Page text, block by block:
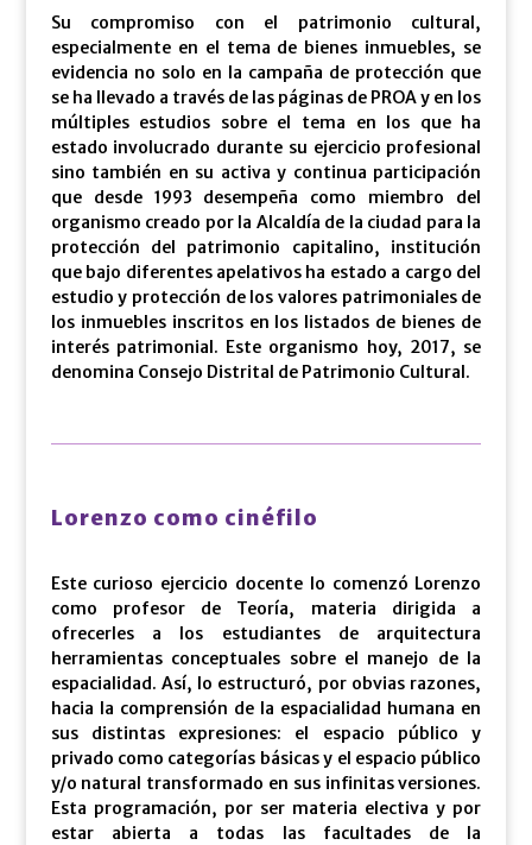
Su compromiso con el patrimonio cultural,
especialmente en el tema de bienes inmuebles, se
evidencia no solo en la campaña de protección que
se ha llevado a través de las páginas de PROA y en los
múltiples estudios sobre el tema en los que ha
estado involucrado durante su ejercicio profesional
sino también en su activa y continua participación
que desde 1993 desempeña como miembro del
organismo creado por la Alcaldía de la ciudad para la
protección del patrimonio capitalino, institución
que bajo diferentes apelativos ha estado a cargo del
estudio y protección de los valores patrimoniales de
los inmuebles inscritos en los listados de bienes de
interés patrimonial. Este organismo hoy, 2017, se
denomina Consejo Distrital de Patrimonio Cultural.
Lorenzo como cinéfilo
Este curioso ejercicio docente lo comenzó Lorenzo
como profesor de Teoría, materia dirigida a
ofrecerles a los estudiantes de arquitectura
herramientas conceptuales sobre el manejo de la
espacialidad. Así, lo estructuró, por obvias razones,
hacia la comprensión de la espacialidad humana en
sus distintas expresiones: el espacio público y
privado como categorías básicas y el espacio público
y/o natural transformado en sus infinitas versiones.
Esta programación, por ser materia electiva y por
estar abierta a todas las facultades de la